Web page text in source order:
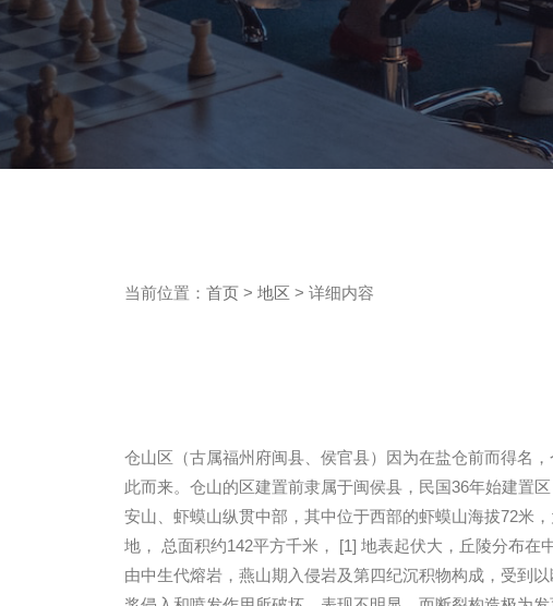
当前位置： 首页 > 地区 > 详细内容
仓山区（古属福州府闽县、侯官县）因为在盐仓前而得名
此而来。仓山的区建置前隶属于闽侯县，民国36年始建置
安山、虾蟆山纵贯中部，其中位于西部的虾蟆山海拔72米
地， 总面积约142平方千米， [1] 地表起伏大，丘陵分布
由中生代熔岩，燕山期入侵岩及第四纪沉积物构成，受到